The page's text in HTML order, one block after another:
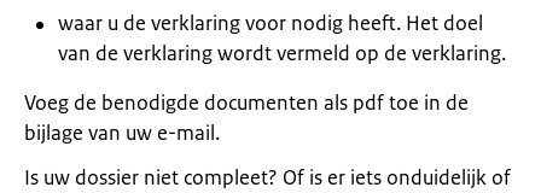
waar u de verklaring voor nodig heeft. Het doel
van de verklaring wordt vermeld op de verklaring.
Voeg de benodigde documenten als pdf toe in de
bijlage van uw e-mail.
Is uw dossier niet compleet? Of is er iets onduidelijk of